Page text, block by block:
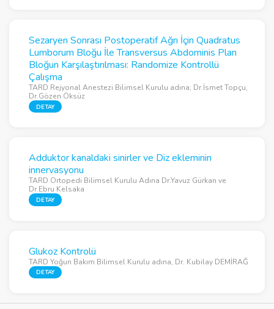
Sezaryen Sonrası Postoperatif Ağrı İçin Quadratus
Lumborum Bloğu İle Transversus Abdominis Plan
Bloğun Karşılaştırılması: Randomize Kontrollü
Çalışma
TARD Rejyonal Anestezi Bilimsel Kurulu adına; Dr.İsmet Topçu,
Dr.Gözen Öksüz
DETAY
Adduktor kanaldaki sinirler ve Diz ekleminin
innervasyonu
TARD Ortopedi Bilimsel Kurulu Adına Dr.Yavuz Gürkan ve
Dr.Ebru Kelsaka
DETAY
Glukoz Kontrolü
TARD Yoğun Bakım Bilimsel Kurulu adına, Dr. Kubilay DEMİRAĞ
DETAY